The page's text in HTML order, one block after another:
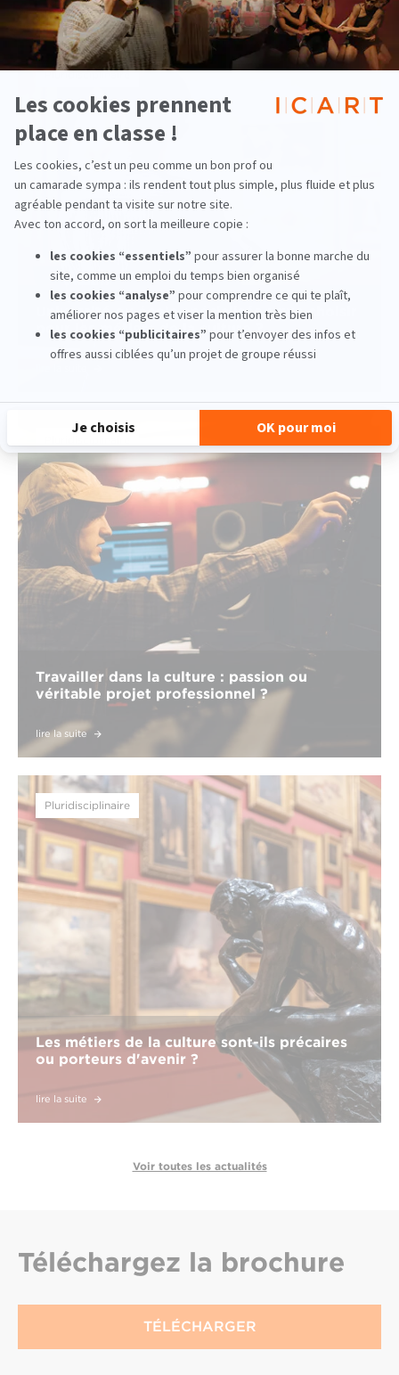
Pluridisciplinaire
Université ou école spécialisée : que choisir
pour les métiers de la culture ?
Travailler dans la culture : passion ou
véritable projet professionnel ?
lire la suite
Pluridisciplinaire
Les métiers de la culture sont-ils précaires
ou porteurs d'avenir ?
lire la suite
Voir toutes les actualités
Téléchargez la brochure
TÉLÉCHARGER